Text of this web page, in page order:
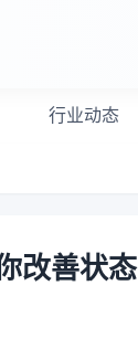
行业动态
改善状态